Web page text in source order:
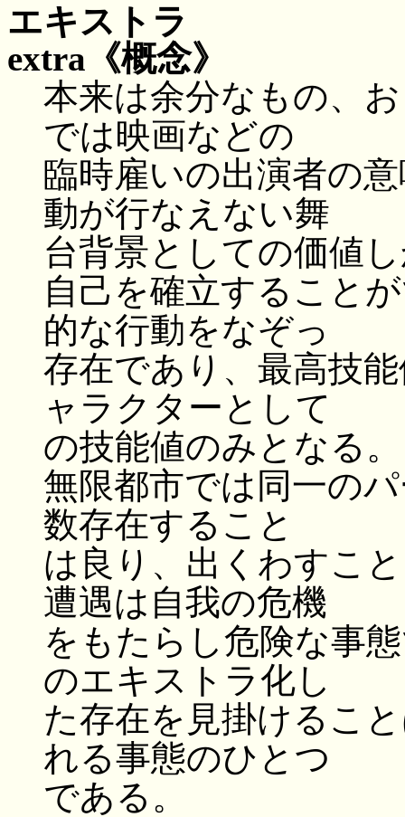
エキストラ
extra 《概念》
本来は余分なもの、
では映画などの
臨時雇いの出演者の
動が行なえない舞
台背景としての価値
自己を確立すること
的な行動をなぞっ
存在であり、最高技
ャラクターとして
の技能値のみとなる。
無限都市では同一の
数存在すること
は良り、出くわすこ
遭遇は自我の危機
をもたらし危険な事
のエキストラ化し
た存在を見掛けるこ
れる事態のひとつ
である。